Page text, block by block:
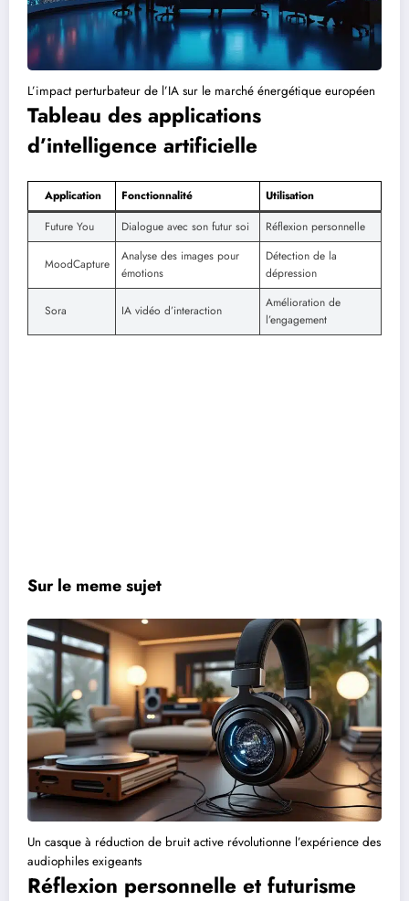
L’impact perturbateur de l’IA sur le marché énergétique européen
Tableau des applications
d’intelligence artificielle
Application Fonctionnalité
Utilisation
Future You
Dialogue avec son futur soi Réflexion personnelle
MoodCapture
Analyse des images pour
émotions
Détection de la
dépression
Sora IA vidéo d’interaction
Amélioration de
l’engagement
Sur le meme sujet
Un casque à réduction de bruit active révolutionne l’expérience des
audiophiles exigeants
Réflexion personnelle et futurisme